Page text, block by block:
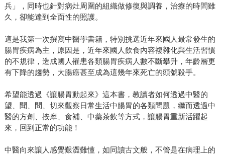
兵」，同時也針對病灶周圍的組織做修復與調養，治療的時間雖
久，卻能達到全面性的照護。
這是我第一次撰寫中醫學書籍，特別挑選近年來國人最常發生的
腸胃疾病為主，原因是，近年來國人飲食內容複雜化與生活習慣
的不規律，造成國人罹患各類腸胃疾病人數不斷攀升，年齡層更
有下降的趨勢，大腸癌甚至成為這幾年來死亡的頭號殺手。
希望能透過《讓腸胃動起來》這本書，教讀者如何透過中醫的
望、聞、問、切來觀察日常生活中腸胃的各類問題，繼而透過中
醫的方劑、按摩、食補、中藥茶飲等方式，讓腸胃重新活躍起
來，回到正常的功能！
中醫向來讓人感覺艱澀難懂，如同讀古文般，不管是在病理上的